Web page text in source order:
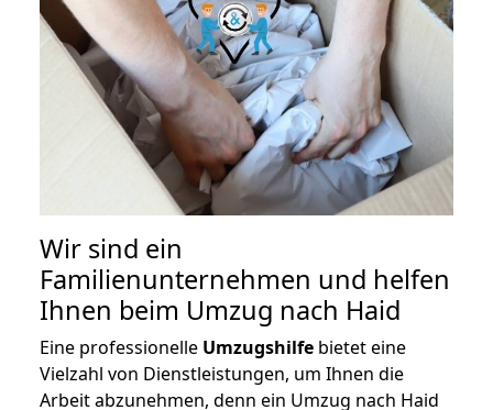
Wir sind ein
Familienunternehmen und helfen
Ihnen beim Umzug nach Haid
Eine professionelle Umzugshilfe bietet eine
Vielzahl von Dienstleistungen, um Ihnen die
Arbeit abzunehmen, denn ein Umzug nach Haid